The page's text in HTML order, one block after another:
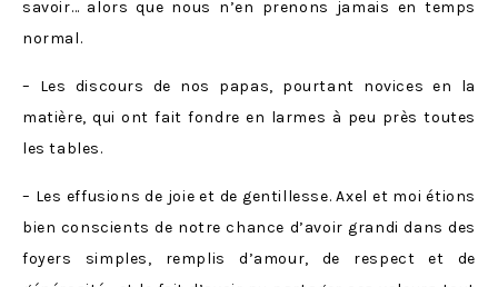
savoir… alors que nous n’en prenons jamais en temps
normal.
– Les discours de nos papas, pourtant novices en la
matière, qui ont fait fondre en larmes à peu près toutes
les tables.
– Les effusions de joie et de gentillesse. Axel et moi étions
bien conscients de notre chance d’avoir grandi dans des
foyers simples, remplis d’amour, de respect et de